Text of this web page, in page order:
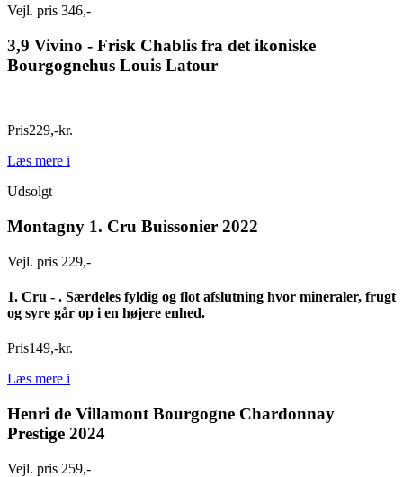
Vejl. pris 346,-
3,9 Vivino - Frisk Chablis fra det ikoniske
Bourgognehus Louis Latour
Pris229,-kr.
Læs mere i
Udsolgt
Montagny 1. Cru Buissonier 2022
Vejl. pris 229,-
1. Cru - . Særdeles fyldig og flot afslutning hvor mineraler, frugt
og syre går op i en højere enhed.
Pris149,-kr.
Læs mere i
Henri de Villamont Bourgogne Chardonnay
Prestige 2024
Vejl. pris 259,-